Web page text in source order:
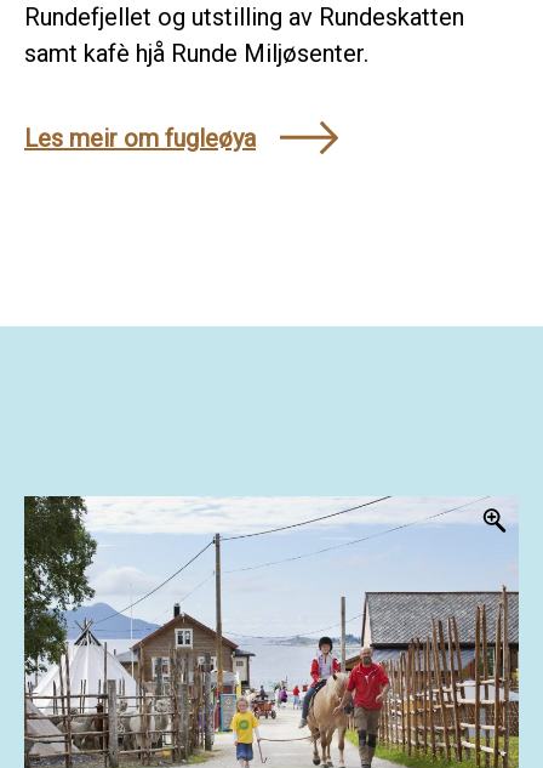
Rundefjellet og utstilling av Rundeskatten
samt kafè hjå Runde Miljøsenter.
Les meir om fugleøya